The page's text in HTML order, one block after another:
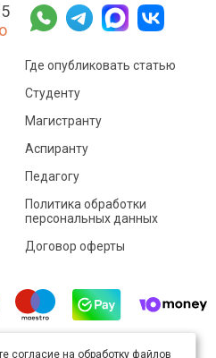
Где опубликовать статью
Студенту
Магистранту
Аспиранту
Педагогу
Политика обработки
персональных данных
Договор оферты
согласие на обработку файлов